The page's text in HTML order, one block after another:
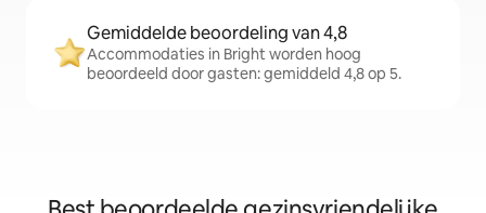
Gemiddelde beoordeling van 4,8
Accommodaties in Bright worden hoog
beoordeeld door gasten: gemiddeld 4,8 op 5.